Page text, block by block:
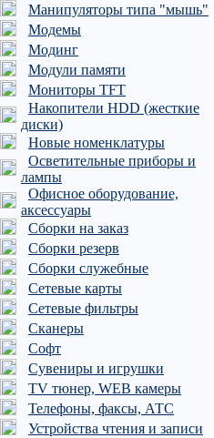
Манипуляторы типа "мышь"
Модемы
Модинг
Модули памяти
Мониторы TFT
Накопители HDD (жесткие
диски)
Новые номенклатуры
Осветительные приборы и
лампы
Офисное оборудование,
аксессуары
Сборки на заказ
Сборки резерв
Сборки служебные
Сетевые карты
Сетевые фильтры
Сканеры
Софт
Сувениры и игрушки
TV тюнер, WEB камеры
Телефоны, факсы, АТС
Устройства чтения и записи